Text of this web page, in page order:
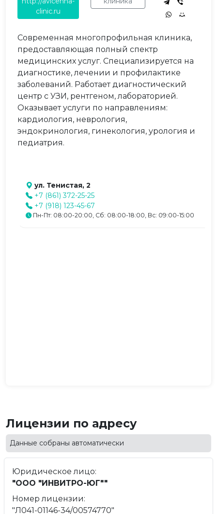
clinic.ru
Современная многопрофильная клиника,
предоставляющая полный спектр
медицинских услуг. Специализируется на
диагностике, лечении и профилактике
заболеваний. Работает диагностический
центр с УЗИ, рентгеном, лабораторией.
Оказывает услуги по направлениям:
кардиология, неврология,
эндокринология, гинекология, урология и
педиатрия.
ул. Тенистая, 2
+7 (861) 372-25-25
+7 (918) 123-45-67
Пн-Пт: 08:00-20:00, Сб: 08:00-18:00, Вс: 09:00-15:00
Лицензии по адресу
Данные собраны автоматически
Юридическое лицо:
"ООО "ИНВИТРО-ЮГ""
Номер лицензии:
"Л041-01146-34/00574770"